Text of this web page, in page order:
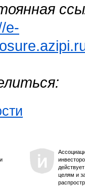
e-
целям и